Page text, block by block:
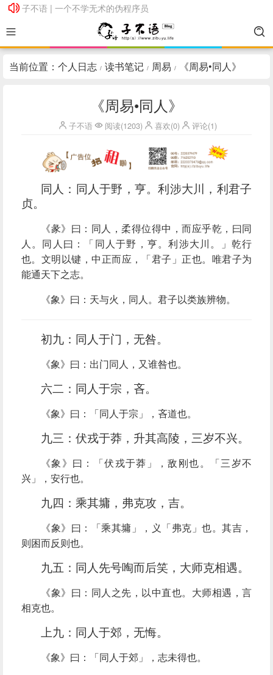
子不语 | 一个不学无术的伪程序员
子不语 | 一个不学无术的伪程序员
当前位置： 个人日志 / 读书笔记 / 周易 / 《周易•同人》
《周易•同人》
子不语 阅读(1203) 喜欢(0) 评论(1)
同人：同人于野，亨。利涉大川，利君子
贞。
《彖》曰：同人，柔得位得中，而应乎乾，曰同
人。同人曰：「同人于野，亨。利涉大川。」乾行
也。文明以键，中正而应，「君子」正也。唯君子为
能通天下之志。
《象》曰：天与火，同人。君子以类族辨物。
初九：同人于门，无咎。
《象》曰：出门同人，又谁咎也。
六二：同人于宗，吝。
《象》曰：「同人于宗」，吝道也。
九三：伏戎于莽，升其高陵，三岁不兴。
《象》曰：「伏戎于莽」，敌刚也。「三岁不
兴」，安行也。
九四：乘其墉，弗克攻，吉。
《象》曰：「乘其墉」，义「弗克」也。其吉，
则困而反则也。
九五：同人先号啕而后笑，大师克相遇。
《象》曰：同人之先，以中直也。大师相遇，言
相克也。
上九：同人于郊，无悔。
《象》曰：「同人于郊」，志未得也。